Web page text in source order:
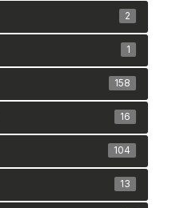
2
1
158
16
104
13